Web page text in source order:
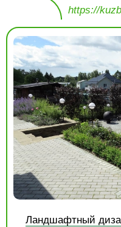
https://
Ландшафтный